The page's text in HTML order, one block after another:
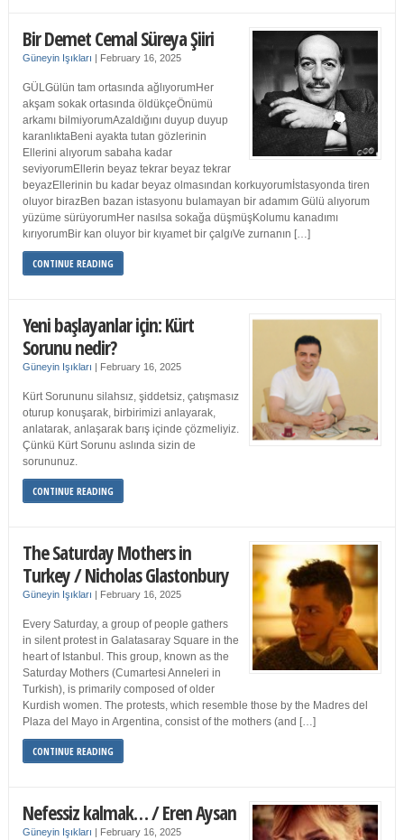
Bir Demet Cemal Süreya Şiiri
Güneyin Işıkları | February 16, 2025
GÜLGülün tam ortasında ağlıyorumHer
akşam sokak ortasında öldükçeÖnümü
arkamı bilmiyorumAzaldığını duyup duyup
karanlıktaBeni ayakta tutan gözlerinin
Ellerini alıyorum sabaha kadar
seviyorumEllerin beyaz tekrar beyaz tekrar
beyazEllerinin bu kadar beyaz olmasından korkuyorumİstasyonda tiren
oluyor birazBen bazan istasyonu bulamayan bir adamım Gülü alıyorum
yüzüme sürüyorumHer nasılsa sokağa düşmüşKolumu kanadımı
kırıyorumBir kan oluyor bir kıyamet bir çalgıVe zurnanın […]
CONTINUE READING
Yeni başlayanlar için: Kürt
Sorunu nedir?
Güneyin Işıkları | February 16, 2025
Kürt Sorununu silahsız, şiddetsiz, çatışmasız
oturup konuşarak, birbirimizi anlayarak,
anlatarak, anlaşarak barış içinde çözmeliyiz.
Çünkü Kürt Sorunu aslında sizin de
sorununuz.
CONTINUE READING
The Saturday Mothers in
Turkey / Nicholas Glastonbury
Güneyin Işıkları | February 16, 2025
Every Saturday, a group of people gathers
in silent protest in Galatasaray Square in the
heart of Istanbul. This group, known as the
Saturday Mothers (Cumartesi Anneleri in
Turkish), is primarily composed of older
Kurdish women. The protests, which resemble those by the Madres del
Plaza del Mayo in Argentina, consist of the mothers (and […]
CONTINUE READING
Nefessiz kalmak… / Eren Aysan
Güneyin Işıkları | February 16, 2025